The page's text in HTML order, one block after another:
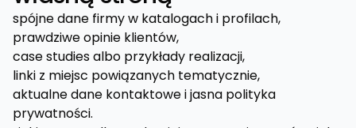
spójne dane firmy w katalogach i profilach,
prawdziwe opinie klientów,
case studies albo przykłady realizacji,
linki z miejsc powiązanych tematycznie,
aktualne dane kontaktowe i jasna polityka
prywatności.